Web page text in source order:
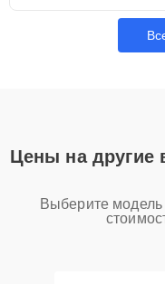
Цены на другие
Выберите модель